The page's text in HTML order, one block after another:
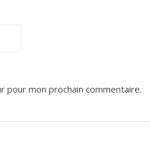
pour mon prochain commentaire.